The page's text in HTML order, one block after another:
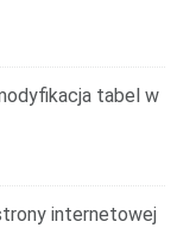
tabel w
internetowej